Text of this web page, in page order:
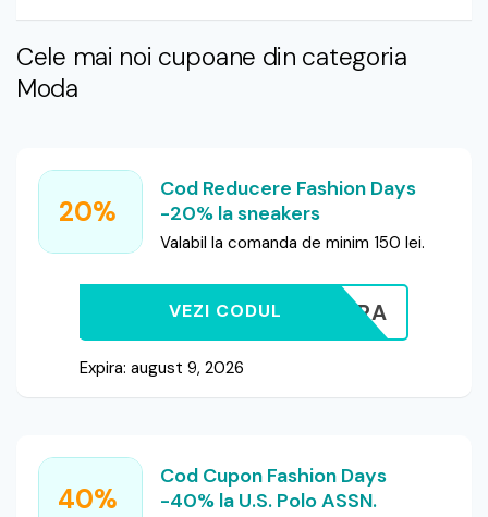
Cele mai noi cupoane din categoria
Moda
20%
Cod Reducere Fashion Days
-20% la sneakers
Valabil la comanda de minim 150 lei.
20EXTRA
VEZI CODUL
Expira: august 9, 2026
40%
Cod Cupon Fashion Days
-40% la U.S. Polo ASSN.